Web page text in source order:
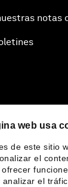
web usa
de este sitio
el
el
notas